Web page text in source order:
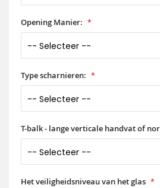
Opening Manier:
Type scharnieren:
T-balk - lange verticale handvat of
Het veiligheidsniveau van het glas